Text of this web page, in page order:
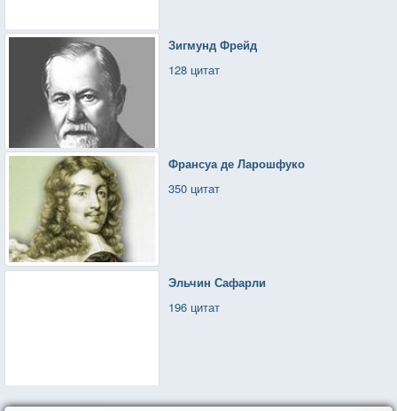
Зигмунд Фрейд
128 цитат
Франсуа де Ларошфуко
350 цитат
Эльчин Сафарли
196 цитат